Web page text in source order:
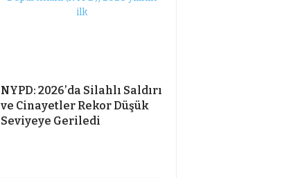
NYPD: 2026’da Silahlı Saldırı
ve Cinayetler Rekor Düşük
Seviyeye Geriledi